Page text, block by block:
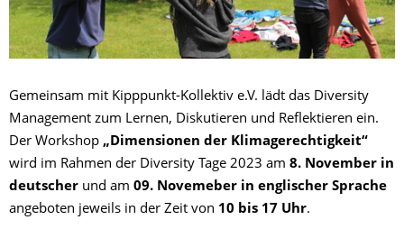
Gemeinsam mit Kipppunkt-Kollektiv e.V. lädt das Diversity
Management zum Lernen, Diskutieren und Reflektieren ein.
Der Workshop „Dimensionen der Klimagerechtigkeit“
wird im Rahmen der Diversity Tage 2023 am 8. November in
deutscher und am 09. Novemeber in englischer Sprache
angeboten jeweils in der Zeit von 10 bis 17 Uhr.